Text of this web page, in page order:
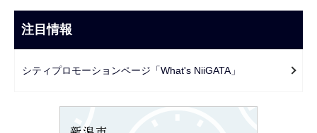
こ
ま
で
ビ
ー
注目情報
シティプロモーションページ「What's NiiGATA」